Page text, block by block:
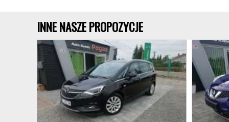
INNE NASZE PROPOZYCJE